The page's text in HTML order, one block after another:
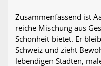
Zusammenfassend ist
reiche Mischung aus
Schönheit bietet. Er
Schweiz und zieht
lebendigen Städten,